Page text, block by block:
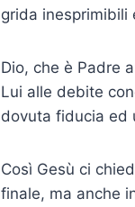
grida inesprimibili
Dio, che è Padre
Lui alle debite
dovuta fiducia ed
Così Gesù ci
finale, ma anche